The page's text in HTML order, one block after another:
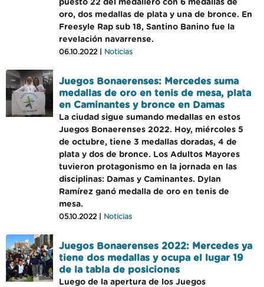
puesto 22 del medallero con 6 medallas de
oro, dos medallas de plata y una de bronce. En
Freesyle Rap sub 18, Santino Banino fue la
revelación navarrense.
06.10.2022 | Noticias
Juegos Bonaerenses: Mercedes suma
medallas de oro en tenis de mesa, plata
en Caminantes y bronce en Damas
La ciudad sigue sumando medallas en estos
Juegos Bonaerenses 2022. Hoy, miércoles 5
de octubre, tiene 3 medallas doradas, 4 de
plata y dos de bronce. Los Adultos Mayores
tuvieron protagonismo en la jornada en las
disciplinas: Damas y Caminantes. Dylan
Ramírez ganó medalla de oro en tenis de
mesa.
05.10.2022 | Noticias
Juegos Bonaerenses 2022: Mercedes ya
tiene dos medallas y ocupa el lugar 19
de la tabla de posiciones
Luego de la apertura de los Juegos